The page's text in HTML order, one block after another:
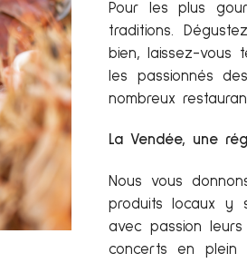
Pour les plus
traditions.
bien, laissez-vous
les passionnés
nombreux
La Vendée, une
Nous vous
produits locaux y
avec passion
concerts en